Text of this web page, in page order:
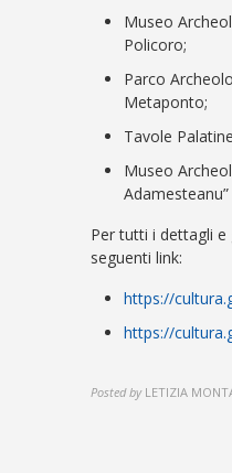
Museo
Policoro;
Parco
Metaponto;
Tavole
Museo
Per tutti i dettagli e
seguenti link:
https://
https://
Posted by LETIZIA